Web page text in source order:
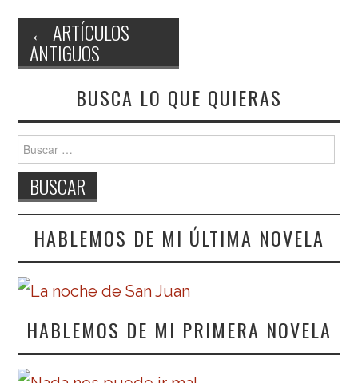
Navegación de entradas
← ARTÍCULOS
ANTIGUOS
BUSCA LO QUE QUIERAS
Buscar:
HABLEMOS DE MI ÚLTIMA NOVELA
HABLEMOS DE MI PRIMERA NOVELA